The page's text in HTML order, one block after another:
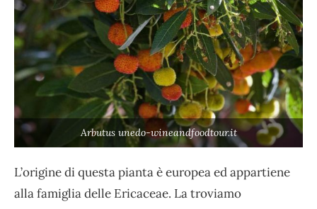
Arbutus unedo-wineandfoodtour.it
L’origine di questa pianta è europea ed appartiene
alla famiglia delle Ericaceae. La troviamo